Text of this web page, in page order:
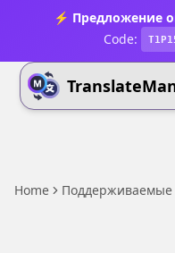
⚡ Предложение
Code:
Home Поддерживаемые